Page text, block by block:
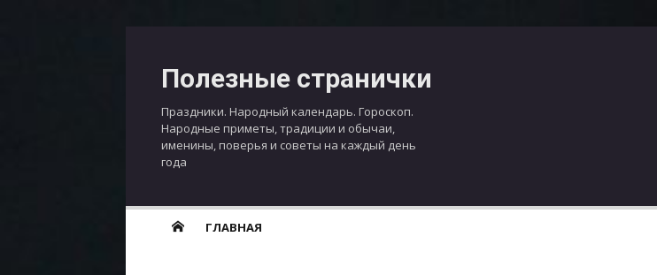
Полезные странички
Праздники. Народный календарь. Гороскоп.
Народные приметы, традиции и обычаи,
именины, поверья и советы на каждый день
года
ГЛАВНАЯ